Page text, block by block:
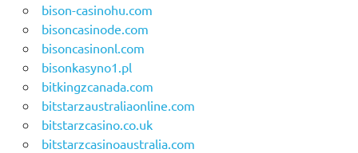
bison-casinohu.com
bisoncasinode.com
bisoncasinonl.com
bisonkasyno1.pl
bitkingzcanada.com
bitstarzaustraliaonline.com
bitstarzcasino.co.uk
bitstarzcasinoaustralia.com